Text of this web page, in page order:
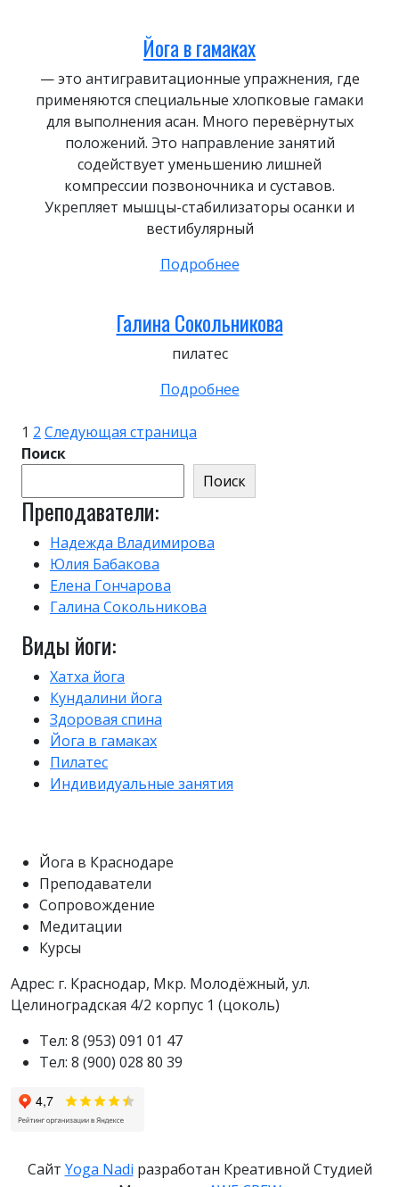
Йога в гамаках
— это антигравитационные упражнения, где
применяются специальные хлопковые гамаки
для выполнения асан. Много перевёрнутых
положений. Это направление занятий
содействует уменьшению лишней
компрессии позвоночника и суставов.
Укрепляет мышцы-стабилизаторы осанки и
вестибулярный
Подробнее
Галина Сокольникова
пилатес
Подробнее
Пагинация
записей
Страница
1 Страница
2 Следующая страница
Поиск
Поиск
Преподаватели:
Надежда Владимирова
Юлия Бабакова
Елена Гончарова
Галина Сокольникова
Виды йоги:
Хатха йога
Кундалини йога
Здоровая спина
Йога в гамаках
Пилатес
Индивидуальные занятия
Йога в Краснодаре
Преподаватели
Сопровождение
Медитации
Курсы
Адрес: г. Краснодар, Мкр. Молодëжный, ул.
Целиноградская 4/2 корпус 1 (цоколь)
Тел: 8 (953) 091 01 47
Тел: 8 (900) 028 80 39
Сайт Yoga Nadi разработан Креативной Студией